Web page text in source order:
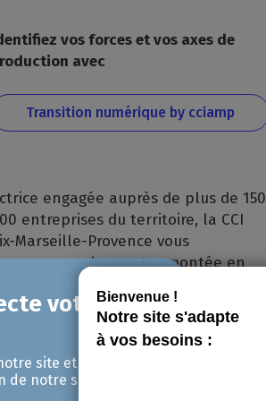
vos forces et vos axes de
avec
Transition numérique by cciamp
engagée auprès de plus de 150
entreprises du territoire, la CCI
Marseille-Provence vous
dans votre montée en
la veille, la cybersécurité
et la stratégie d’entreprise.
site et pour
notre site avec